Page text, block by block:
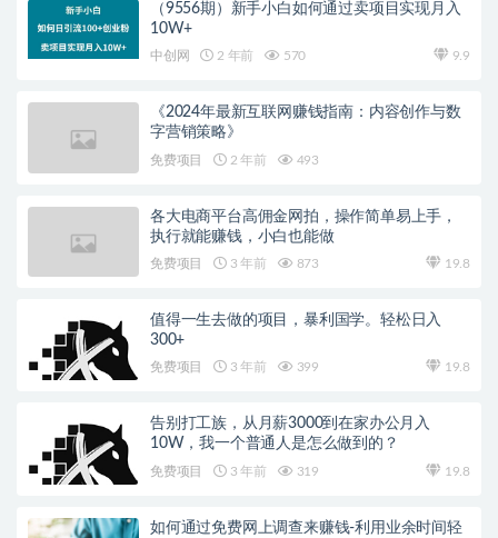
（9556期）新手小白如何通过卖项目实现月入
10W+
中创网 2 年前 570 9.9
《2024年最新互联网赚钱指南：内容创作与数
字营销策略》
免费项目 2 年前 493
各大电商平台高佣金网拍，操作简单易上手，
执行就能赚钱，小白也能做
免费项目 3 年前 873 19.8
值得一生去做的项目，暴利国学。轻松日入
300+
免费项目 3 年前 399 19.8
告别打工族，从月薪3000到在家办公月入
10W，我一个普通人是怎么做到的？
免费项目 3 年前 319 19.8
如何通过免费网上调查来赚钱-利用业余时间轻